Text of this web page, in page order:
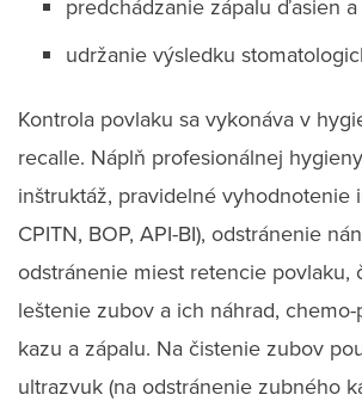
predchádzanie zápalu ďasien
udržanie výsledku
Kontrola povlaku sa vykonáva v
recalle. Náplň profesionálnej
inštruktáž, pravidelné vyhodnotenie
CPITN, BOP, API-BI), odstránenie
odstránenie miest retencie povlaku,
leštenie zubov a ich náhrad,
kazu a zápalu. Na čistenie zubov
ultrazvuk (na odstránenie zubného